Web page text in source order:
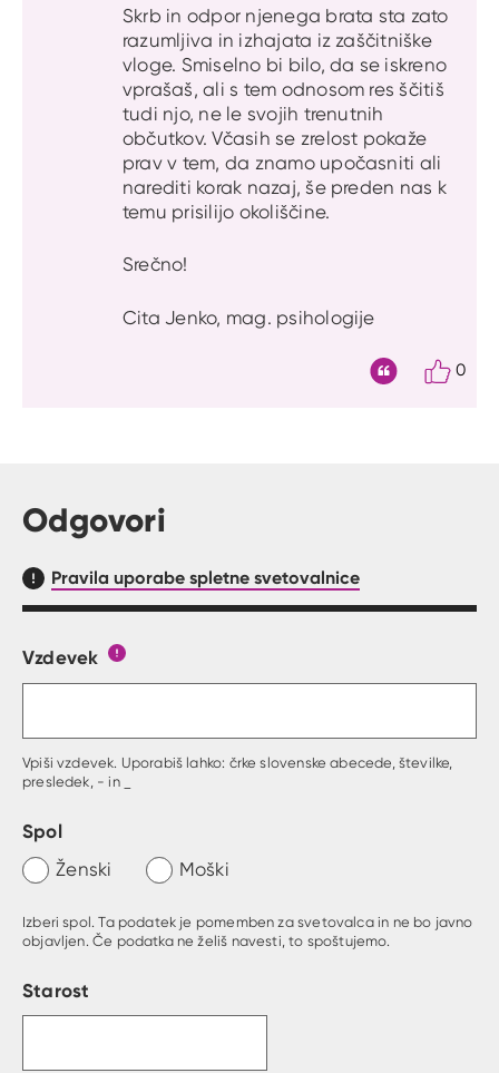
Skrb in odpor njenega brata sta zato
razumljiva in izhajata iz zaščitniške
vloge. Smiselno bi bilo, da se iskreno
vprašaš, ali s tem odnosom res ščitiš
tudi njo, ne le svojih trenutnih
občutkov. Včasih se zrelost pokaže
prav v tem, da znamo upočasniti ali
narediti korak nazaj, še preden nas k
temu prisilijo okoliščine.
Srečno!
Cita Jenko, mag. psihologije
0
Odgovori
Pravila uporabe spletne svetovalnice
Obrazec, kjer lahko zastaviš vprašanje
Vzdevek
Vpiši vzdevek. Uporabiš lahko: črke slovenske abecede, številke,
presledek, - in _
Spol
Ženski Moški
Izberi spol. Ta podatek je pomemben za svetovalca in ne bo javno
objavljen. Če podatka ne želiš navesti, to spoštujemo.
Starost